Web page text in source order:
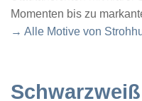
Momenten bis zu
→ Alle Motive von